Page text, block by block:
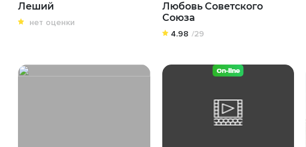
Леший
нет оценки
Любовь Советского
Союза
4.98 /29